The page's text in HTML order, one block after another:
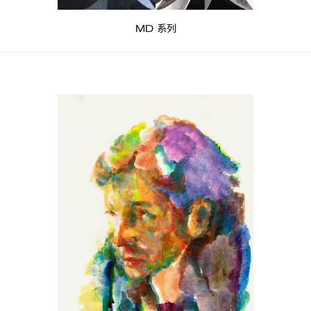
MD 系列